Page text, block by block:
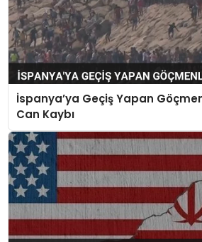
İspanya’ya Geçiş Yapan
Can Kaybı